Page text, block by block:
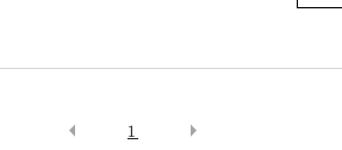
arrow_left 1 arrow_right